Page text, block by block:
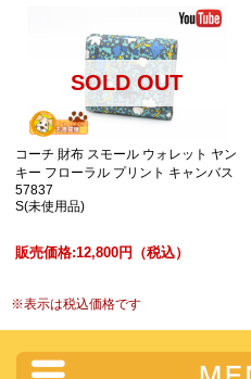
コーチ 財布 スモール ウォレット ヤン
キー フローラル プリント キャンバス
57837
S(未使用品)
販売価格:12,800円 （税込）
SOLD OUT
※表示は税込価格です